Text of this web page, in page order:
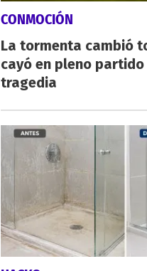
CONMOCIÓN
La tormenta cambió
cayó en pleno
tragedia